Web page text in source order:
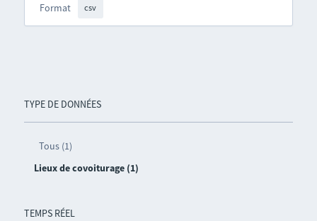
TYPE DE DONNÉES
Tous (1)
Lieux de covoiturage (1)
TEMPS RÉEL
Format csv